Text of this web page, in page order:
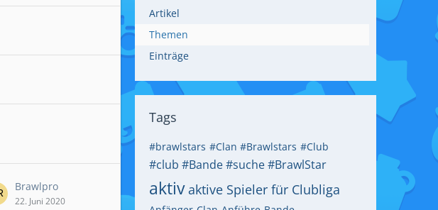
Brawlpro
22. Juni 2020
Artikel
Themen
Einträge
Tags
#brawlstars #Clan #Brawlstars #Club
#club #Bande #suche #BrawlStar
aktiv aktive Spieler für Clubliga